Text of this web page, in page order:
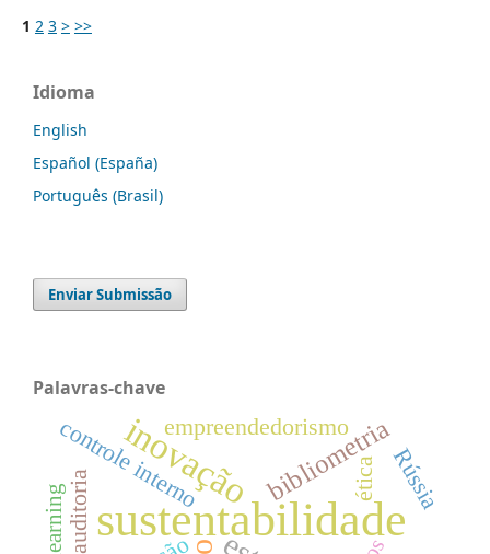
1 2 3 > >>
Idioma
English
Español (España)
Português (Brasil)
Enviar Submissão
Palavras-chave
sustentabilidade
inovaçãobibliometria
empreendedorismo
controle interno ética
auditoria Rússia
e-learning